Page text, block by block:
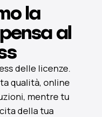
la
al
delle licenze.
qualità, online
mentre tu
della tua